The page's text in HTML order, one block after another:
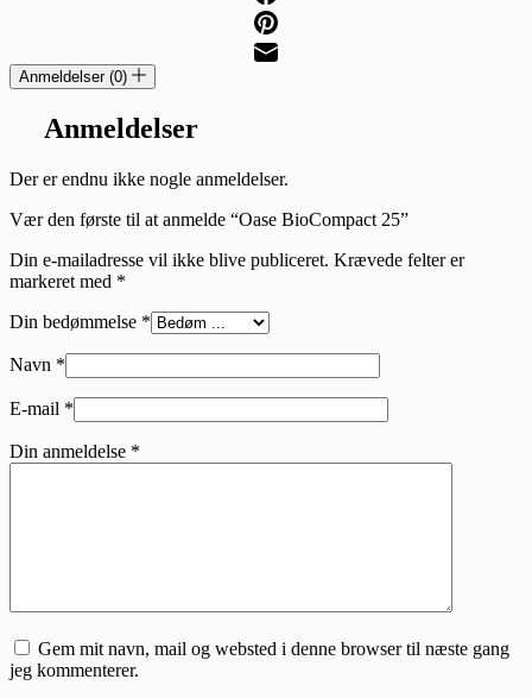
Anmeldelser (0)
Anmeldelser
Der er endnu ikke nogle anmeldelser.
Vær den første til at anmelde “Oase BioCompact 25”
Din e-mailadresse vil ikke blive publiceret. Krævede felter er
markeret med *
Din bedømmelse *
Navn *
E-mail *
Din anmeldelse *
Gem mit navn, mail og websted i denne browser til næste gang
jeg kommenterer.